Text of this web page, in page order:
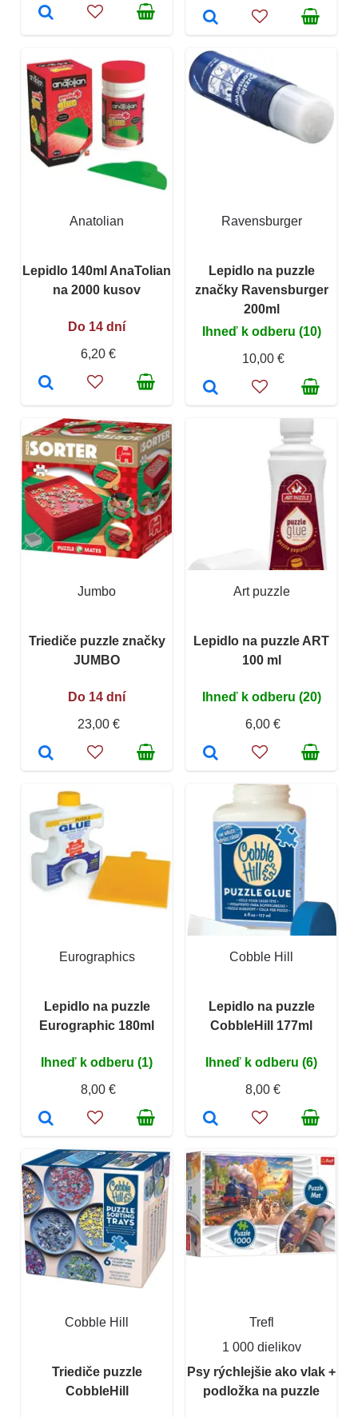
Anatolian
Lepidlo 140ml AnaTolian
na 2000 kusov
Do 14 dní
6,20 €
Ravensburger
Lepidlo na puzzle
značky Ravensburger
200ml
Ihneď k odberu (10)
10,00 €
Jumbo
Triediče puzzle značky
JUMBO
Do 14 dní
23,00 €
Art puzzle
Lepidlo na puzzle ART
100 ml
Ihneď k odberu (20)
6,00 €
Eurographics
Lepidlo na puzzle
Eurographic 180ml
Ihneď k odberu (1)
8,00 €
Cobble Hill
Lepidlo na puzzle
CobbleHill 177ml
Ihneď k odberu (6)
8,00 €
Cobble Hill
Triediče puzzle
CobbleHill
Trefl
1 000 dielikov
Psy rýchlejšie ako vlak +
podložka na puzzle